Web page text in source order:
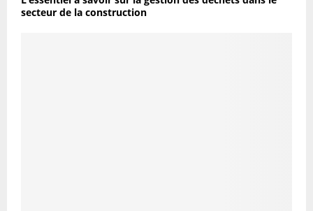
secteur de la construction